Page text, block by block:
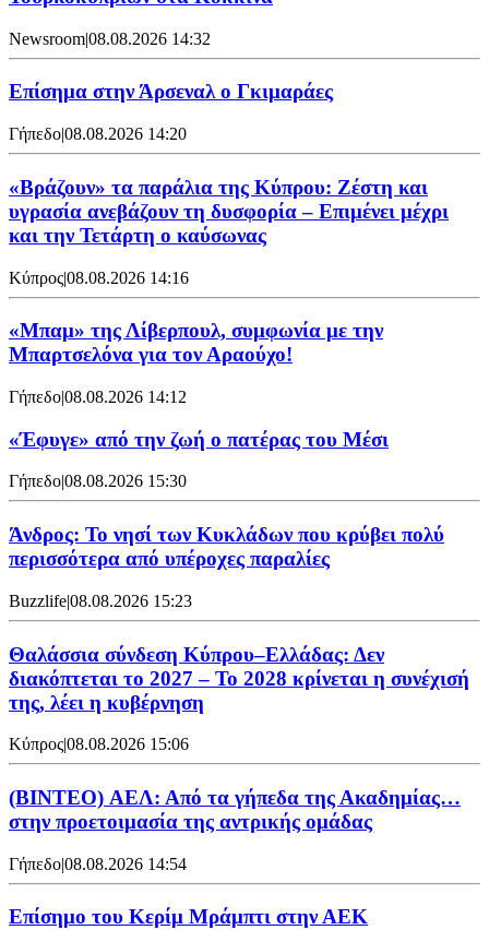
Newsroom|08.08.2026 14:32
Επίσημα στην Άρσεναλ ο Γκιμαράες
Γήπεδο|08.08.2026 14:20
«Βράζουν» τα παράλια της Κύπρου: Ζέστη και
υγρασία ανεβάζουν τη δυσφορία – Επιμένει μέχρι
και την Τετάρτη ο καύσωνας
Κύπρος|08.08.2026 14:16
«Μπαμ» της Λίβερπουλ, συμφωνία με την
Μπαρτσελόνα για τον Αραούχο!
Γήπεδο|08.08.2026 14:12
«Έφυγε» από την ζωή ο πατέρας του Μέσι
Γήπεδο|08.08.2026 15:30
Άνδρος: Το νησί των Κυκλάδων που κρύβει πολύ
περισσότερα από υπέροχες παραλίες
Buzzlife|08.08.2026 15:23
Θαλάσσια σύνδεση Κύπρου–Ελλάδας: Δεν
διακόπτεται το 2027 – Το 2028 κρίνεται η συνέχισή
της, λέει η κυβέρνηση
Κύπρος|08.08.2026 15:06
(BINTEO) ΑΕΛ: Από τα γήπεδα της Ακαδημίας…
στην προετοιμασία της αντρικής ομάδας
Γήπεδο|08.08.2026 14:54
Επίσημο του Κερίμ Μράμπτι στην ΑΕK